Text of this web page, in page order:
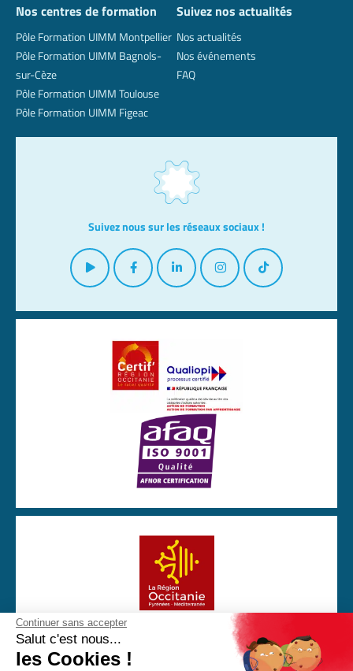
Continuer sans accepter
Salut c'est nous...
les Cookies !
Nos centres de formation
Pôle Formation UIMM Montpellier
Pôle Formation UIMM Bagnols-
sur-Cèze
Pôle Formation UIMM Toulouse
Pôle Formation UIMM Figeac
Suivez nos actualités
Nos actualités
Nos événements
FAQ
Avec la participation financière de la Région Occitanie
Suivez nous sur les réseaux sociaux !